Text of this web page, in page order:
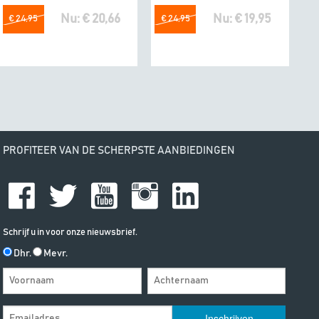
€ 24,95 Nu: € 20,66 € 24,95 Nu: € 19,95
PROFITEER VAN DE SCHERPSTE AANBIEDINGEN
Schrijf u in voor onze nieuwsbrief.
Dhr. Mevr.